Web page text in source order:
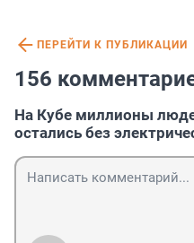
ПЕРЕЙТИ К ПУБЛИКАЦИИ
156
На Кубе миллионы
остались без